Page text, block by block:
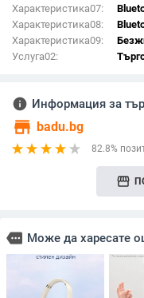
Характеристика07:
Характеристика08:
Характеристика09:
Услуга02:
info Информация за
store badu.bg
82.8%
storefront
more Може да харесате